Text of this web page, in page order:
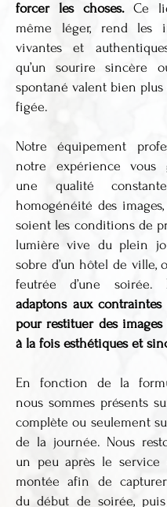
forcer les choses.Ce
même léger, rend les
vivantes et
qu’un sourire sincère
spontané valent bien plus
figée.
Notre équipement
notre expérience vous
une qualité
homogénéité des
soient les conditions de
lumière vive du plein
sobre d’un hôtel de ville,
feutrée d’une soirée.
adaptons aux
pour restituer des images
à la fois esthétiques et
En fonction de la
nous sommes présents
complète ou seulement
de la journée. Nous
un peu après le service
montée afin de capturer
du début de soirée,